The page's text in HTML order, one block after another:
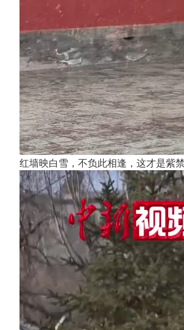
红墙映白雪，不负此相逢，这才是紫